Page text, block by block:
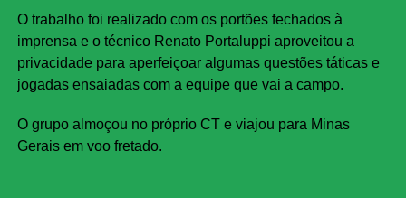
O trabalho foi realizado com os portões fechados à
imprensa e o técnico Renato Portaluppi aproveitou a
privacidade para aperfeiçoar algumas questões táticas e
jogadas ensaiadas com a equipe que vai a campo.
O grupo almoçou no próprio CT e viajou para Minas
Gerais em voo fretado.